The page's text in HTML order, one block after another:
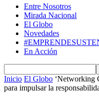
Entre Nosotros
Mirada Nacional
El Globo
Novedades
En Acción
Inicio El Globo ‘Networking
para impulsar la